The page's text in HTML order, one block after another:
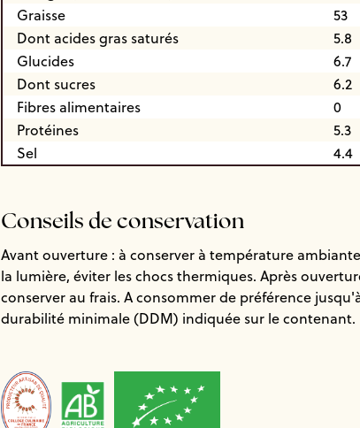
Graisse
53
Dont acides gras saturés
5.8
Glucides
6.7
Dont sucres
6.2
Fibres alimentaires
0
Protéines
5.3
Sel
4.4
Conseils de conservation
Avant ouverture : à conserver à température
la lumière, éviter les chocs thermiques. Après
conserver au frais. A consommer de préférence
durabilité minimale (DDM) indiquée sur le contenant.